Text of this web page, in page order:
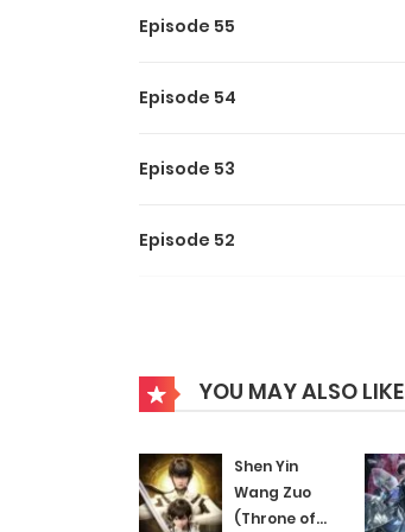
Episode 55
Episode 54
Episode 53
Episode 52
Episode 50
Episode 49
Episode 48
YOU MAY ALSO LIKE
Shen Yin
Wang Zuo
(Throne of